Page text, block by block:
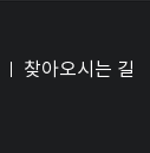
찾아오시는 길